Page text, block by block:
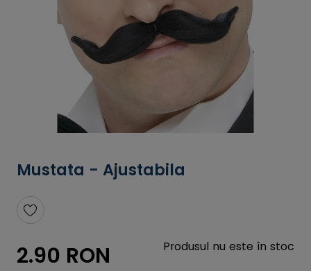
Mustata - Ajustabila
2.90 RON Produsul nu este în stoc